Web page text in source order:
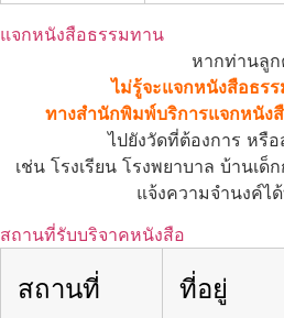
แจกหนังสือธรรมทาน
หากท่านลูก
ไม่รู้จะแจกหนังสือธร
ทางสำนักพิมพ์บริการแจกหนัง
ไปยังวัดที่ต้องการ หรื
เช่น โรงเรียน โรงพยาบาล บ้านเ
แจ้งความจำนงค์ไ
สถานที่รับบริจาคหนังสือ
สถานที่ ที่อยู่